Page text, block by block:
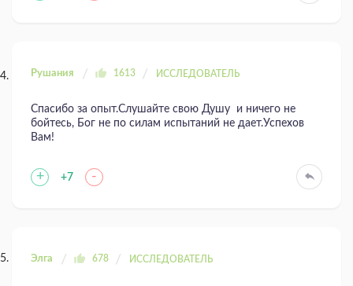
Рушания 1613 ИССЛЕДОВАТЕЛЬ
Спасибо за опыт.Слушайте свою Душу и ничего не
бойтесь, Бог не по силам испытаний не дает.Успехов
Вам!
+ +7 -
Элга 678 ИССЛЕДОВАТЕЛЬ